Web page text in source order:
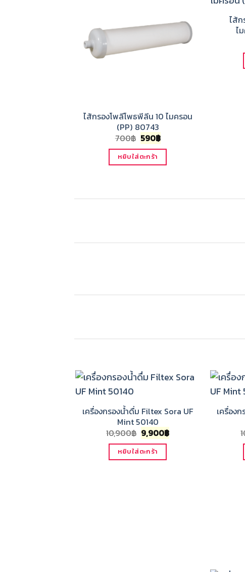
ไส้กรองโพลีโพธพีลีน 10 ไมครอน
(PP) 80743
700฿ Original
price
was:
700฿.
590฿Current
price
590฿.
หยิบใส่ตะกร้า
ไส้ก
ไ
เครื่องกรองน้ำดื่ม Filtex Sora UF
Mint 50140
10,900฿ Original
price
was:
10,900฿.
9,900฿Current
price
หยิบใส่ตะกร้า
เครื่อง